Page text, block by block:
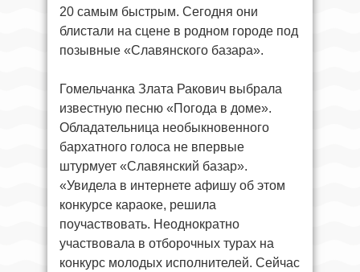
20 самым быстрым. Сегодня они
блистали на сцене в родном городе под
позывные «Славянского базара».
Гомельчанка Злата Ракович выбрала
известную песню «Погода в доме».
Обладательница необыкновенного
бархатного голоса не впервые
штурмует «Славянский базар».
«Увидела в интернете афишу об этом
конкурсе караоке, решила
поучаствовать. Неоднократно
участвовала в отборочных турах на
конкурс молодых исполнителей. Сейчас